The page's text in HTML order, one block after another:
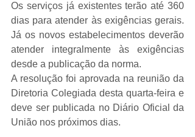
Os serviços já existentes terão até 360
dias para atender às exigências gerais.
Já os novos estabelecimentos deverão
atender integralmente às exigências
desde a publicação da norma.
A resolução foi aprovada na reunião da
Diretoria Colegiada desta quarta-feira e
deve ser publicada no Diário Oficial da
União nos próximos dias.